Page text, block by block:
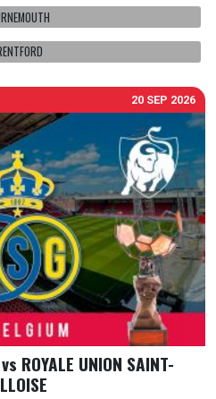
20 SEP 2026
ROYALE UNION SAINT-